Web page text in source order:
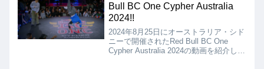
Bull BC One Cypher Australia
2024!!
2024年8月25日にオーストラリア・シド
ニーで開催されたRed Bull BC One
Cypher Australia 2024の動画を紹介しま